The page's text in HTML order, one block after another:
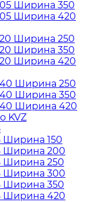
Ширина 350
Ширина 420
Ширина 250
Ширина 350
Ширина 420
Ширина 250
Ширина 350
Ширина 420
KVZ
Ширина 150
Ширина 200
Ширина 250
Ширина 300
Ширина 350
Ширина 420